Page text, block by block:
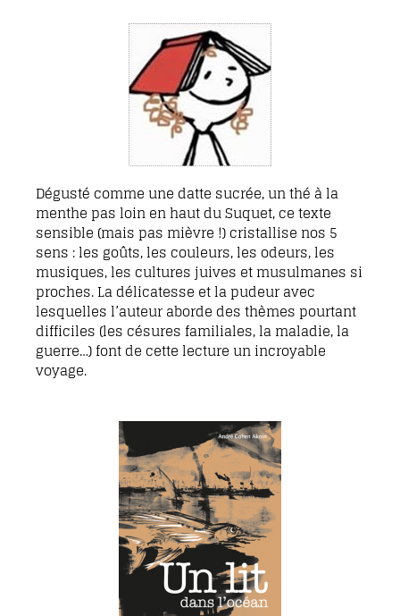
Dégusté comme une datte sucrée, un thé à la
menthe pas loin en haut du Suquet, ce texte
sensible (mais pas mièvre !) cristallise nos 5
sens : les goûts, les couleurs, les odeurs, les
musiques, les cultures juives et musulmanes si
proches. La délicatesse et la pudeur avec
lesquelles l’auteur aborde des thèmes pourtant
difficiles (les césures familiales, la maladie, la
guerre…) font de cette lecture un incroyable
voyage.